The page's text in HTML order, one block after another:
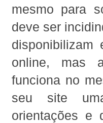
mesmo para
deve ser
disponibilizam
online, mas
funciona no
seu site
orientações e